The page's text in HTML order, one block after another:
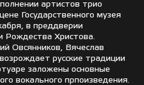
артистов трио
Государственного музея
в преддверии
Рождества Христова.
Овсянников, Вячеслав
русские традиции
заложены основные
вокального прпоизведения.